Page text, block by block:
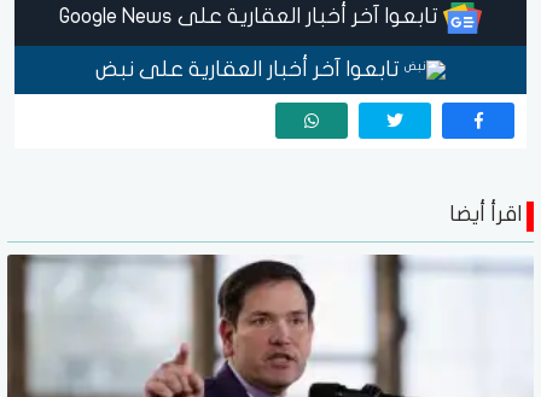
تابعوا آخر أخبار العقارية على Google News
تابعوا آخر أخبار العقارية على نبض
اقرأ أيضا